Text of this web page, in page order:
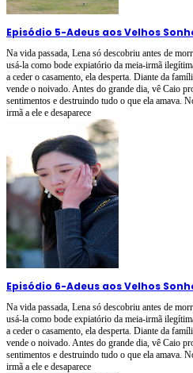
Episódio 5-Adeus aos Velhos
Na vida passada, Lena só descobriu antes de
usá-la como bode expiatório da meia-irmã
a ceder o casamento, ela desperta. Diante da
vende o noivado. Antes do grande dia, vê Caio
sentimentos e destruindo tudo o que ela amava.
irmã a ele e desaparece
Episódio 6-Adeus aos Velhos
Na vida passada, Lena só descobriu antes de
usá-la como bode expiatório da meia-irmã
a ceder o casamento, ela desperta. Diante da
vende o noivado. Antes do grande dia, vê Caio
sentimentos e destruindo tudo o que ela amava.
irmã a ele e desaparece